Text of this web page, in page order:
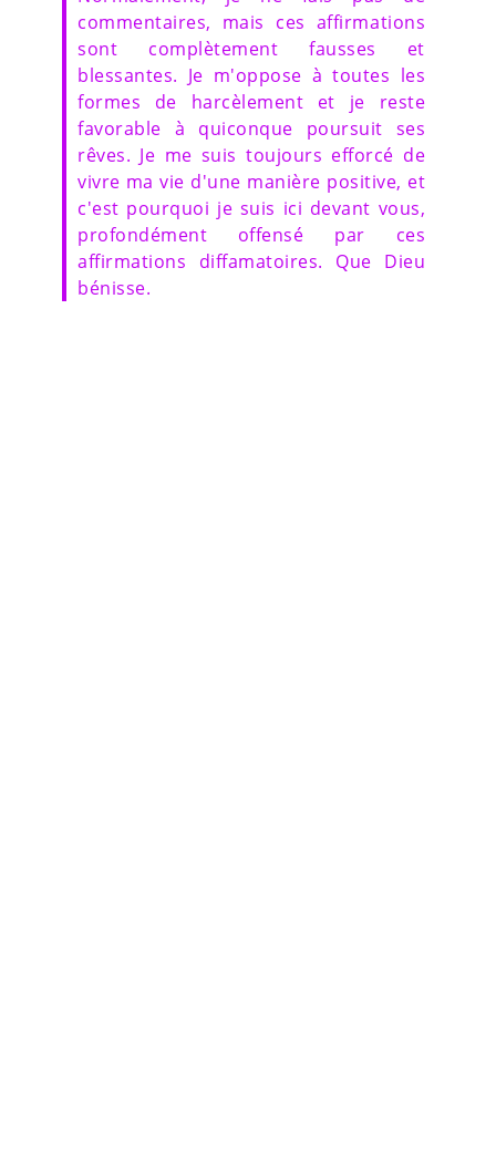
commentaires, mais ces affirmations
sont complètement fausses et
blessantes. Je m'oppose à toutes les
formes de harcèlement et je reste
favorable à quiconque poursuit ses
rêves. Je me suis toujours efforcé de
vivre ma vie d'une manière positive, et
c'est pourquoi je suis ici devant vous,
profondément offensé par ces
affirmations diffamatoires. Que Dieu
bénisse.